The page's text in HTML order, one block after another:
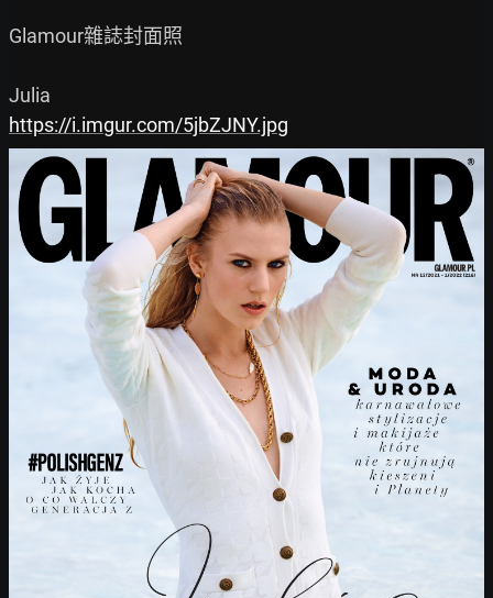
Glamour雜誌封面照
https://i.imgur.com/5jbZJNY.jpg